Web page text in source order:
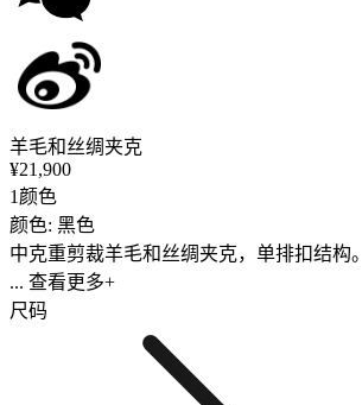
羊毛和丝绸夹克
¥21,900
1颜色
颜色: 黑色
中克重剪裁羊毛和丝绸夹克，单排扣结构。
... 查看更多+
尺码